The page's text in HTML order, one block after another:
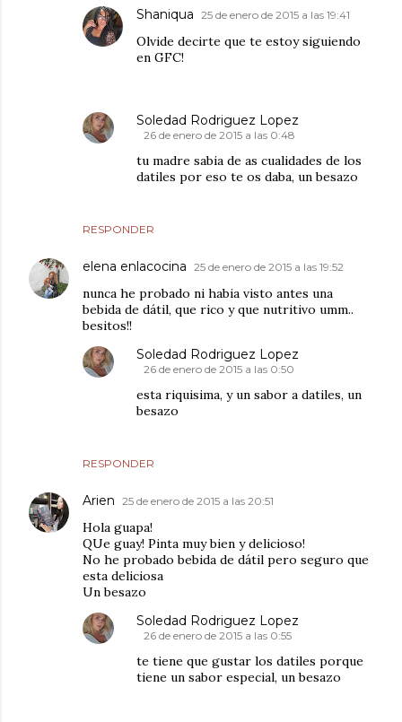
RESPONDER
Shaniqua 25 de enero de 2015 a las 19:41
Olvide decirte que te estoy siguiendo
en GFC!
Soledad Rodriguez Lopez
26 de enero de 2015 a las 0:48
tu madre sabia de as cualidades de los
datiles por eso te os daba, un besazo
elena enlacocina 25 de enero de 2015 a las 19:52
nunca he probado ni habia visto antes una
bebida de dátil, que rico y que nutritivo umm..
besitos!!
RESPONDER
Soledad Rodriguez Lopez
26 de enero de 2015 a las 0:50
esta riquisima, y un sabor a datiles, un
besazo
Arien 25 de enero de 2015 a las 20:51
Hola guapa!
QUe guay! Pinta muy bien y delicioso!
No he probado bebida de dátil pero seguro que
esta deliciosa
Un besazo
Soledad Rodriguez Lopez
26 de enero de 2015 a las 0:55
te tiene que gustar los datiles porque
tiene un sabor especial, un besazo